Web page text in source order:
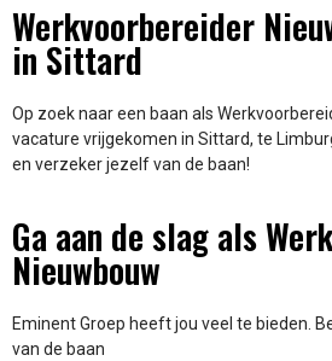
Werkvoorbereider
in Sittard
Op zoek naar een baan als
vacature vrijgekomen in Sittard, te
en verzeker jezelf van de baan!
Ga aan de slag als
Nieuwbouw
Eminent Groep heeft jou veel te bieden.
van de baan